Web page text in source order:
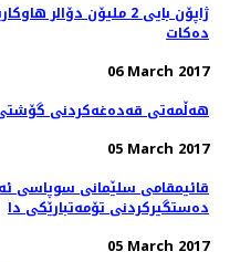
ژاپۆن بایی 2 ملیۆن
دەكات
06 March 2017
هه‌ڵمه‌تی قه‌ده‌غه‌كردنی
05 March 2017
قائیمقامی سلێمانی سوپاسی
ده‌ستگیركردنی تۆمه‌تبارێكی دا
05 March 2017